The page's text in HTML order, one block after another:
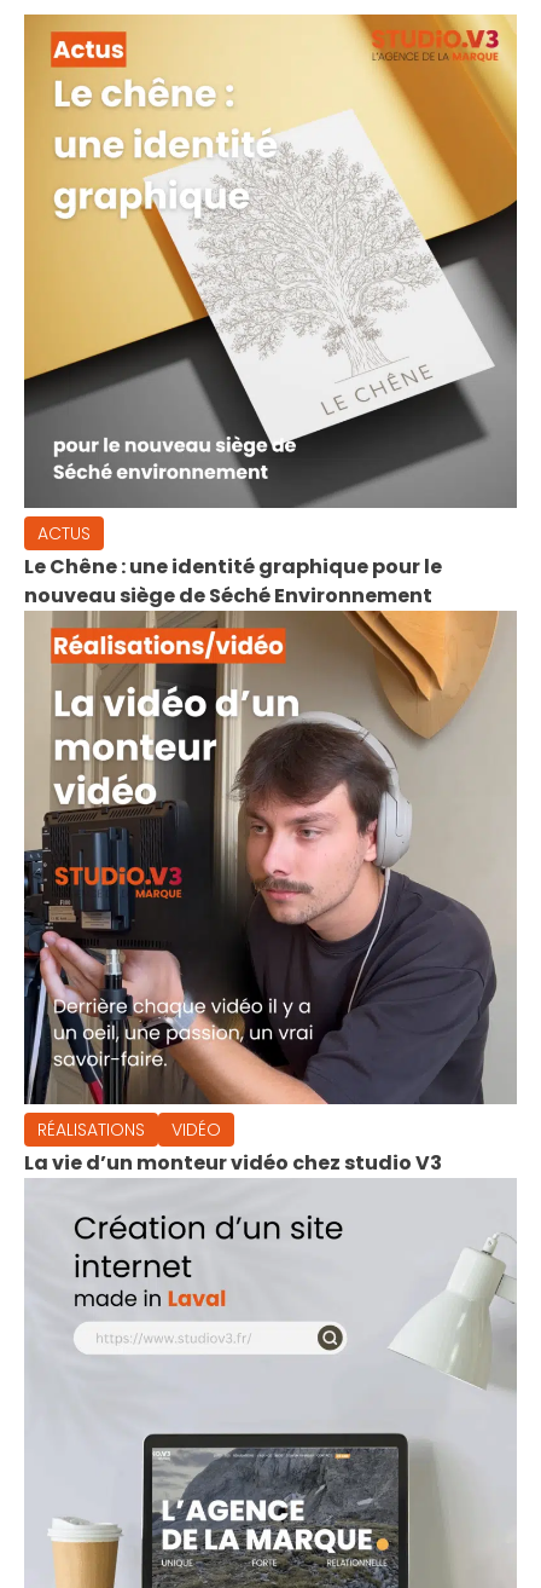
ACTUS
Le Chêne : une identité graphique pour le
nouveau siège de Séché Environnement
RÉALISATIONS VIDÉO
La vie d’un monteur vidéo chez studio V3